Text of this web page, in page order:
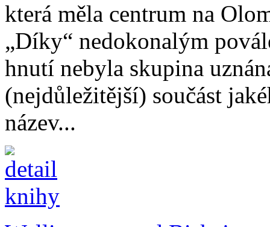
která měla centrum na
„Díky“ nedokonalým
hnutí nebyla skupina
(nejdůležitější) součást
název...